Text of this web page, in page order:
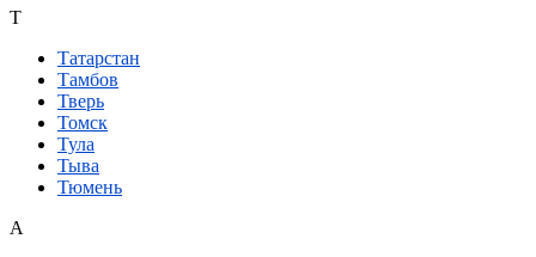
Т
Татарстан
Тамбов
Тверь
Томск
Тула
Тыва
Тюмень
А